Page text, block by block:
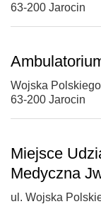
63-200 Jarocin
Wojska
63-200 Jarocin
Miejsce
Medyczna
ul. Wojska